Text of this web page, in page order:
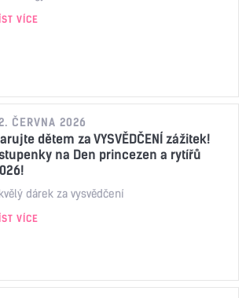
VÍCE
ČERVNA 2026
dětem za VYSVĚDČENÍ zážitek!
na Den princezen a rytířů
dárek za vysvědčení
VÍCE